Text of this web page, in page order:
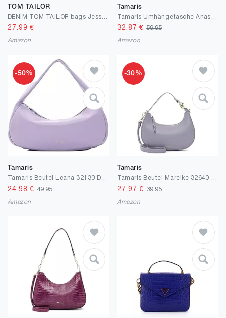
TOM TAILOR
27.99 €
Amazon
Tamaris
32.87 € 59.95
Amazon
-50%
Tamaris
24.98 €49.95
Amazon
-30%
Tamaris
27.97 € 39.95
Amazon